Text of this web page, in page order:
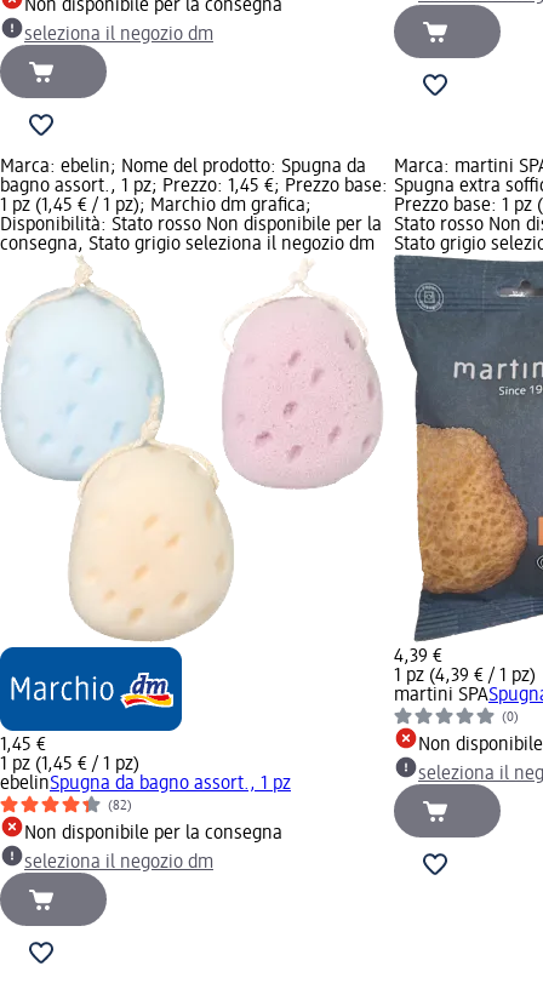
Non disponibile per la consegna
seleziona il negozio dm
Marca: ebelin; Nome del prodotto: Spugna da
bagno assort., 1 pz; Prezzo: 1,45 €; Prezzo base:
1 pz (1,45 € / 1 pz); Marchio dm grafica;
Disponibilità: Stato rosso Non disponibile per la
consegna, Stato grigio seleziona il negozio dm
1,45 €
1 pz (1,45 € / 1 pz)
ebelinSpugna da bagno assort., 1 pz
(82)
Non disponibile per la consegna
seleziona il negozio dm
Marca: martini
Spugna extra
Prezzo base: 1
Stato rosso Non
Stato grigio
4,39 €
1 pz (4,39 € / 1 pz)
martini SPA
(0)
Non
seleziona il